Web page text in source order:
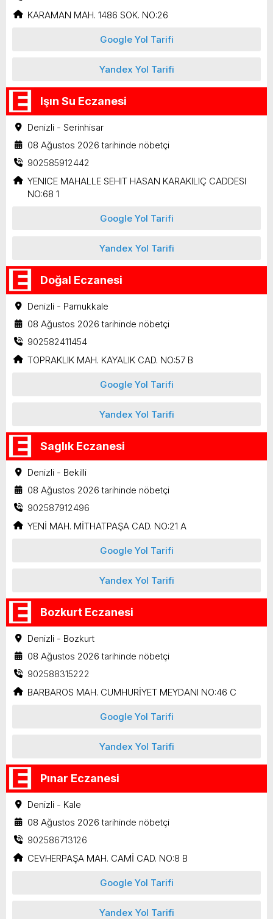
KARAMAN MAH. 1486 SOK. NO:26
Google Yol Tarifi
Yandex Yol Tarifi
Işın Su Eczanesi
Denizli - Serinhisar
08 Ağustos 2026 tarihinde nöbetçi
902585912442
YENICE MAHALLE SEHIT HASAN KARAKILIÇ CADDESI
NO:68 1
Google Yol Tarifi
Yandex Yol Tarifi
Doğal Eczanesi
Denizli - Pamukkale
08 Ağustos 2026 tarihinde nöbetçi
902582411454
TOPRAKLIK MAH. KAYALIK CAD. NO:57 B
Google Yol Tarifi
Yandex Yol Tarifi
Saglık Eczanesi
Denizli - Bekilli
08 Ağustos 2026 tarihinde nöbetçi
902587912496
YENİ MAH. MİTHATPAŞA CAD. NO:21 A
Google Yol Tarifi
Yandex Yol Tarifi
Bozkurt Eczanesi
Denizli - Bozkurt
08 Ağustos 2026 tarihinde nöbetçi
902588315222
BARBAROS MAH. CUMHURİYET MEYDANI NO:46 C
Google Yol Tarifi
Yandex Yol Tarifi
Pınar Eczanesi
Denizli - Kale
08 Ağustos 2026 tarihinde nöbetçi
902586713126
CEVHERPAŞA MAH. CAMİ CAD. NO:8 B
Google Yol Tarifi
Yandex Yol Tarifi